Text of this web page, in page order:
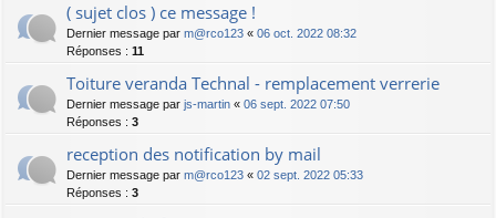
( sujet clos ) ce message !
Dernier message par m@rco123 « 06 oct. 2022 08:32
Réponses : 11
Toiture veranda Technal - remplacement verrerie
Dernier message par js-martin « 06 sept. 2022 07:50
Réponses : 3
reception des notification by mail
Dernier message par m@rco123 « 02 sept. 2022 05:33
Réponses : 3